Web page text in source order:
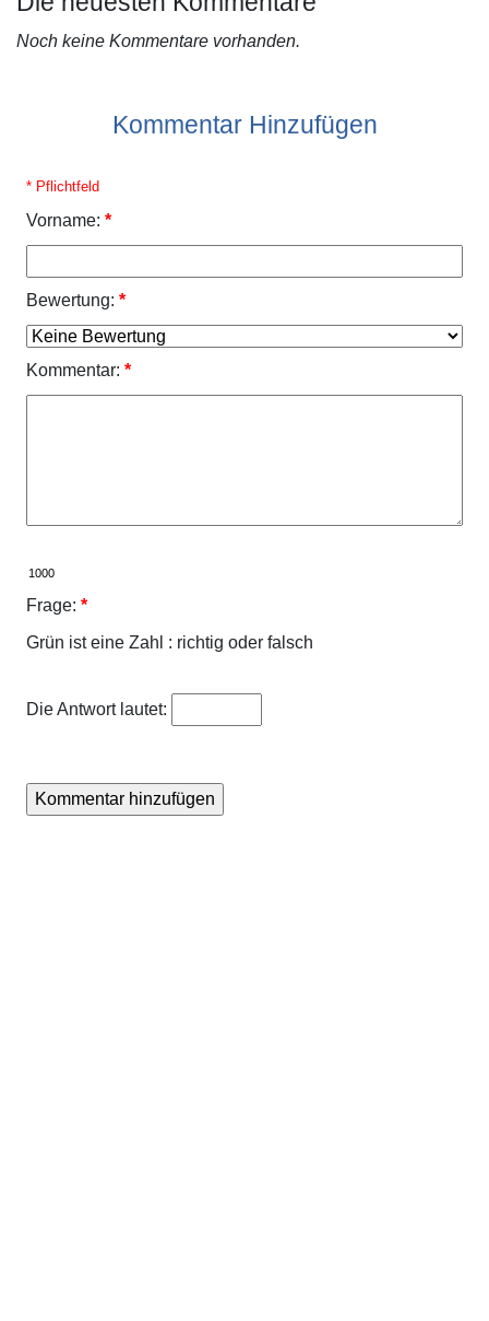
Noch keine Kommentare vorhanden.
Kommentar Hinzufügen
* Pflichtfeld
Vorname: *
Bewertung: *
Kommentar: *
Frage: *
Grün ist eine Zahl : richtig oder falsch
Die Antwort lautet: